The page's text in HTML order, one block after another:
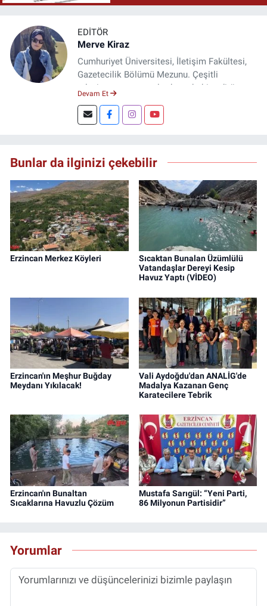
EDITÖR
Merve Kiraz
Cumhuriyet Üniversitesi, İletişim Fakültesi,
Gazetecilik Bölümü Mezunu. Çeşitli
televizyon ve gazetelerde muhabir, editör,
Şuan, www.dogugazetesi.com adlı haber
sitesinin Yazı İşleri Müdürlüğünü yürütmekte.
Devam Et
Bunlar da ilginizi çekebilir
Erzincan Merkez Köyleri
Sıcaktan Bunalan Üzümlülü
Vatandaşlar Dereyi Kesip
Havuz Yaptı (VİDEO)
Erzincan'ın Meşhur Buğday
Meydanı Yıkılacak!
Vali Aydoğdu'dan ANALİG'de
Madalya Kazanan Genç
Karatecilere Tebrik
Erzincan'ın Bunaltan
Sıcaklarına Havuzlu Çözüm
Mustafa Sarıgül: “Yeni Parti,
86 Milyonun Partisidir”
Yorumlar